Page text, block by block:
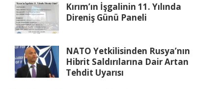
Kırım’ın İşgalinin 11. Yılında
Direniş Günü Paneli
NATO Yetkilisinden Rusya’nın
Hibrit Saldırılarına Dair Artan
Tehdit Uyarısı